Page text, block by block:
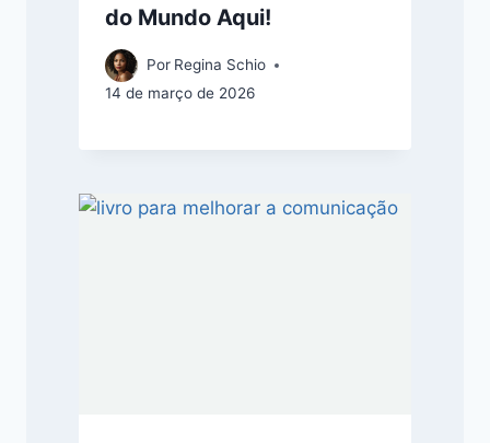
do Mundo Aqui!
Por Regina Schio
14 de março de 2026